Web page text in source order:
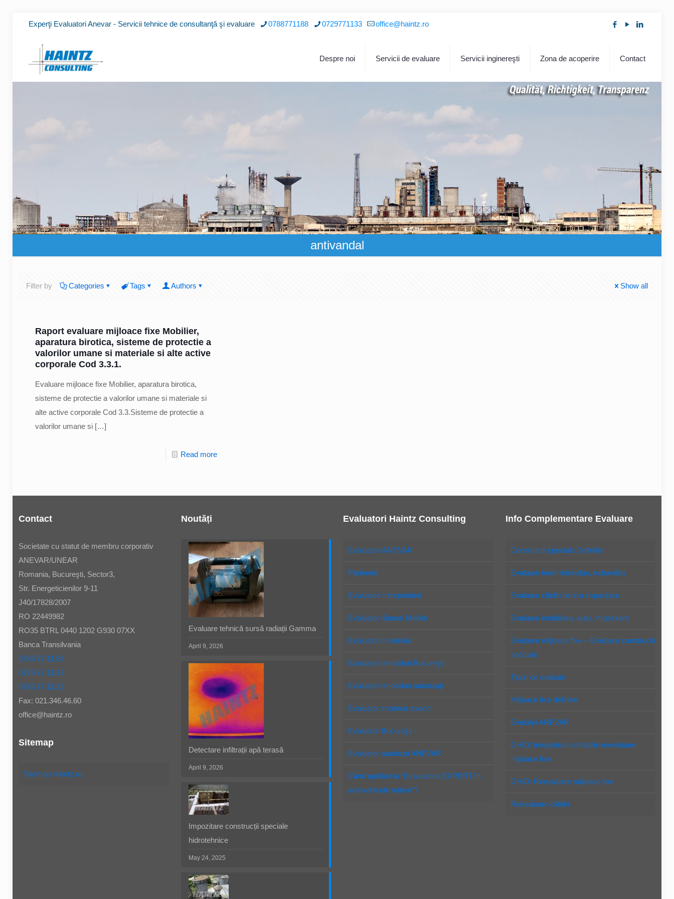
Experţi Evaluatori Anevar - Servicii tehnice de consultanţă şi evaluare 0788771188 0729771133 office@haintz.ro
Despre noi Servicii de evaluare Servicii inginereşti Zona de acoperire Contact
antivandal
Filter by Categories Tags Authors Show all
Raport evaluare mijloace fixe Mobilier,
aparatura birotica, sisteme de protectie a
valorilor umane si materiale si alte active
corporale Cod 3.3.1.
Evaluare mijloace fixe Mobilier, aparatura birotica,
sisteme de protectie a valorilor umane si materiale si
alte active corporale Cod 3.3.Sisteme de protectie a
valorilor umane si[…]
Read more
Contact
Societate cu statut de membru corporativ
ANEVAR/UNEAR
Romania, Bucureşti, Sector3,
Str. Energeticienilor 9-11
J40/17828/2007
RO 22449982
RO35 BTRL 0440 1202 G930 07XX
Banca Transilvania
0788.77.11.88
0729.77.11.33
0788.77.11.22
Fax: 021.346.46.60
office@haintz.ro
Sitemap
Sitemap Haintz.ro
Noutăți
Evaluare tehnică sursă radiații Gamma
April 9, 2026
Detectare infiltrații apă terasă
April 9, 2026
Impozitare construcții speciale
hidrotehnice
May 24, 2025
Evaluatori Haintz Consulting
Evaluatori ANEVAR
Parteneri
Evaluatori Intreprinderi
Evaluatori Bunuri Mobile
Evaluatori Imobiliari
Evaluatori imobiliari Bucureşti
Evaluatori imobiliari autorizaţi
Evaluator imobiliar expert
Evaluator Bucureşti
Evaluator autorizat ANEVAR
Când apelăm la “Evaluatorul EXPERT în
autovehicule rutiere”?
Info Complementare Evaluare
Constructii speciale Definitie
Evaluare teren intravilan, extravilan
Evaluare clădiri pentru impozitare
Evaluare imobiliara, auto, impozitare
Evaluare mijloace fixe – Evaluare constructii
speciale
Tipuri de evaluări
Mijloace fixe definitie
Evaluări ANEVAR
GHID: Inregistrari contabile reevaluare
mijloace fixe
GHID: Reevaluare mijloace fixe
Reevaluare clădiri